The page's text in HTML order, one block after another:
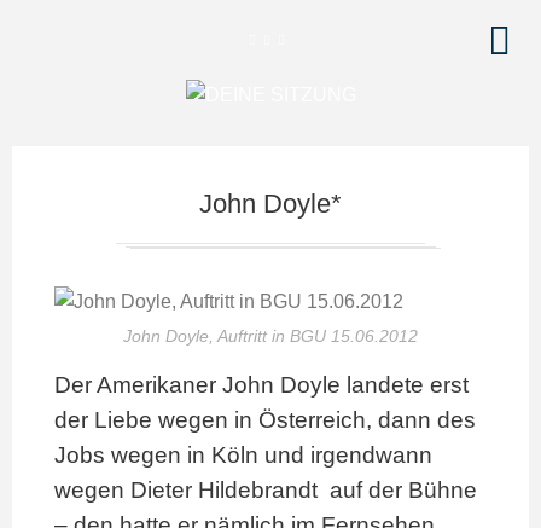
John Doyle*
John Doyle, Auftritt in BGU 15.06.2012
Der Amerikaner John Doyle landete erst
der Liebe wegen in Österreich, dann des
Jobs wegen in Köln und irgendwann
wegen Dieter Hildebrandt auf der Bühne